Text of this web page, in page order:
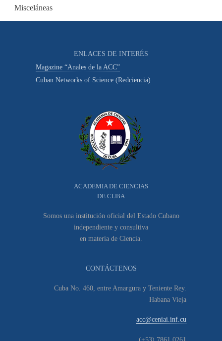
Misceláneas
ENLACES DE INTERÉS
Magazine “Anales de la ACC”
Cuban Networks of Science (Redciencia)
ACADEMIA DE CIENCIAS
DE CUBA
Somos una institución oficial del Estado Cubano
independiente y consultiva
en materia de Ciencia.
CONTÁCTENOS
Cuba No. 460, entre Amargura y Teniente Rey.
Habana Vieja
acc@ceniai.inf.cu
(+53) 7861 0261